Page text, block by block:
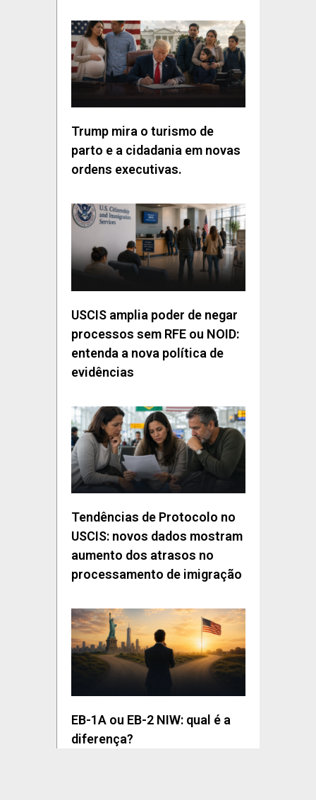
Trump mira o turismo de
parto e a cidadania em novas
ordens executivas.
USCIS amplia poder de negar
processos sem RFE ou NOID:
entenda a nova política de
evidências
Tendências de Protocolo no
USCIS: novos dados mostram
aumento dos atrasos no
processamento de imigração
EB-1A ou EB-2 NIW: qual é a
diferença?